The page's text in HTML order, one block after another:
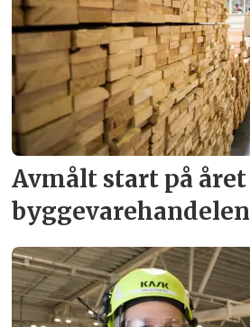
Avmålt start på
byggevare­handelen